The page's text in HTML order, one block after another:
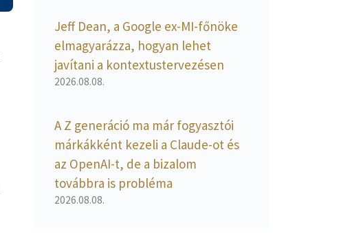
Jeff Dean, a Google ex-MI-főnöke
elmagyarázza, hogyan lehet
javítani a kontextustervezésen
2026.08.08.
A Z generáció ma már fogyasztói
márkákként kezeli a Claude-ot és
az OpenAI-t, de a bizalom
továbbra is probléma
2026.08.08.